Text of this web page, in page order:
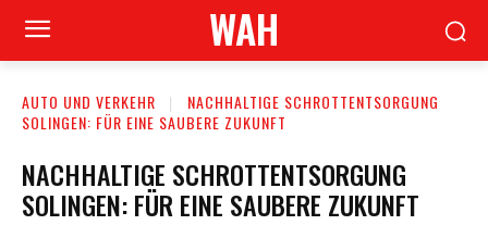
WAH
AUTO UND VERKEHR
NACHHALTIGE SCHROTTENTSORGUNG
SOLINGEN: FÜR EINE SAUBERE ZUKUNFT
NACHHALTIGE SCHROTTENTSORGUNG
SOLINGEN: FÜR EINE SAUBERE ZUKUNFT